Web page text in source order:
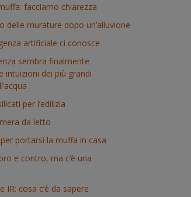
facciamo chiarezza
delle murature dopo un’alluvione
artificiale ci conosce
sembra finalmente
intuizioni dei più grandi
per l’edilizia
da letto
portarsi la muffa in casa
e contro, ma c’è una
IR: cosa c’è da sapere